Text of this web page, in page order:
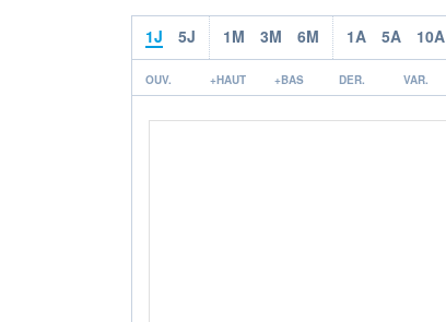
1J 5J 1M 3M 6M 1A 5A 10A
OUV. +HAUT +BAS DER. VAR.